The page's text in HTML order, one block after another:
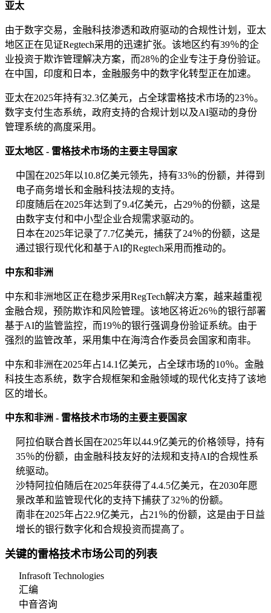
亚太
由于数字交易，金融科技渗透和政府驱动的合规性计划，亚太
地区正在见证Regtech采用的迅速扩张。该地区约有39％的企
业投资于欺诈管理解决方案，而28％的企业专注于身份验证。
在中国，印度和日本，金融服务中的数字化转型正在加速。
亚太在2025年持有32.3亿美元，占全球雷格技术市场的23％。
数字支付生态系统，政府支持的合规计划以及AI驱动的身份
管理系统的高度采用。
亚太地区 - 雷格技术市场的主要主导国家
中国在2025年以10.8亿美元领先，持有33％的份额，并得到
电子商务增长和金融科技法规的支持。
印度随后在2025年达到了9.4亿美元，占29％的份额，这是
由数字支付和中小型企业合规需求驱动的。
日本在2025年记录了7.7亿美元，捕获了24％的份额，这是
通过银行现代化和基于AI的Regtech采用而推动的。
中东和非洲
中东和非洲地区正在稳步采用RegTech解决方案，越来越重视
金融合规，预防欺诈和风险管理。该地区将近26％的银行部署
基于AI的监管监控，而19％的银行强调身份验证系统。由于
强烈的监管改革，采用集中在海湾合作委员会国家和南非。
中东和非洲在2025年占14.1亿美元，占全球市场的10％。金融
科技生态系统，数字合规框架和金融领域的现代化支持了该地
区的增长。
中东和非洲 - 雷格技术市场的主要主要国家
阿拉伯联合酋长国在2025年以44.9亿美元的价格领导，持有
35％的份额，由金融科技友好的法规和支持AI的合规性系
统驱动。
沙特阿拉伯随后在2025年获得了4.4.5亿美元，在2030年愿
景改革和监管现代化的支持下捕获了32％的份额。
南非在2025年占22.9亿美元，占21％的份额，这是由于日益
增长的银行数字化和合规投资而提高了。
关键的雷格技术市场公司的列表
Infrasoft Technologies
汇编
中音咨询